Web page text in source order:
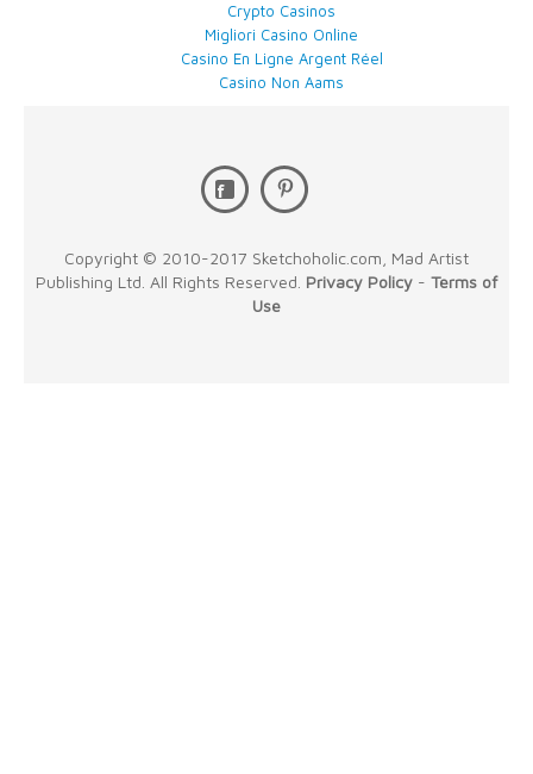
Crypto Casinos
Migliori Casino Online
Casino En Ligne Argent Réel
Casino Non Aams
Copyright © 2010-2017 Sketchoholic.com, Mad Artist
Publishing Ltd. All Rights Reserved. Privacy Policy - Terms of
Use